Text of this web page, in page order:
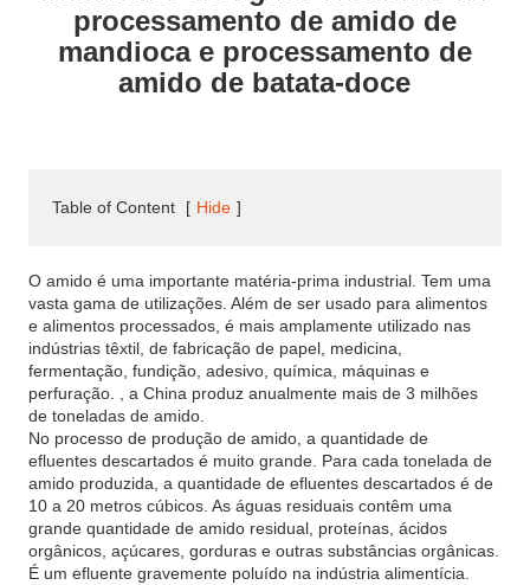
processamento de amido de
mandioca e processamento de
amido de batata-doce
Table of Content [ Hide ]
O amido é uma importante matéria-prima industrial. Tem uma
vasta gama de utilizações. Além de ser usado para alimentos
e alimentos processados, é mais amplamente utilizado nas
indústrias têxtil, de fabricação de papel, medicina,
fermentação, fundição, adesivo, química, máquinas e
perfuração. , a China produz anualmente mais de 3 milhões
de toneladas de amido.
No processo de produção de amido, a quantidade de
efluentes descartados é muito grande. Para cada tonelada de
amido produzida, a quantidade de efluentes descartados é de
10 a 20 metros cúbicos. As águas residuais contêm uma
grande quantidade de amido residual, proteínas, ácidos
orgânicos, açúcares, gorduras e outras substâncias orgânicas.
É um efluente gravemente poluído na indústria alimentícia.